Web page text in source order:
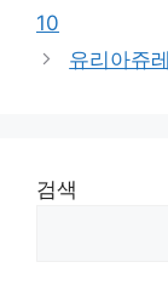
10
유리아쥬
검색